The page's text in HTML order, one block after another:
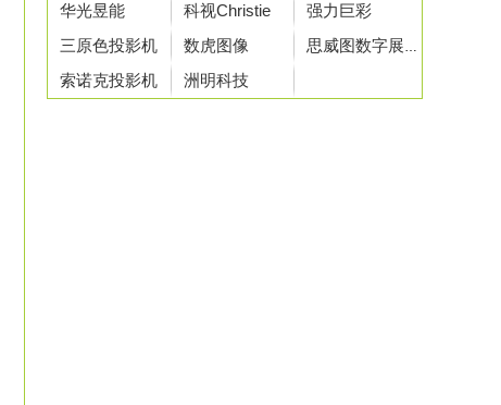
华光昱能
科视Christie
强力巨彩
三原色投影机
数虎图像 思威图数字展示
索诺克投影机 洲明科技